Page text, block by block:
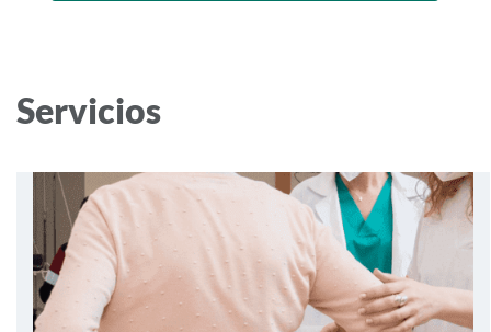
Servicios